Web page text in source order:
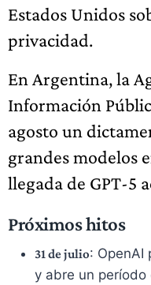
Estados Unidos
privacidad.
En Argentina, la
Información
agosto un
grandes modelos
llegada de GPT-5
Próximos hitos
31 de julio: OpenAI
y abre un período